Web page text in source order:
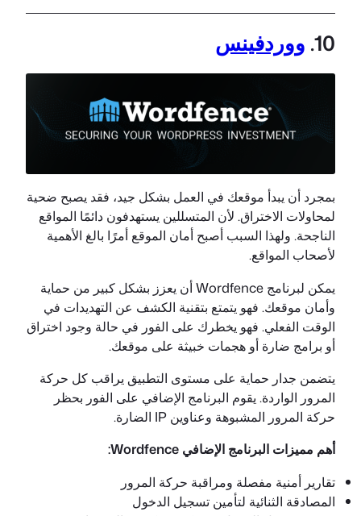
10. ووردفينس
بمجرد أن يبدأ موقعك في العمل بشكل جيد، فقد يصبح ضحية
لمحاولات الاختراق. لأن المتسللين يستهدفون دائمًا المواقع
الناجحة. ولهذا السبب أصبح أمان الموقع أمرًا بالغ الأهمية
لأصحاب المواقع.
يمكن لبرنامج Wordfence أن يعزز بشكل كبير من حماية
وأمان موقعك. فهو يتمتع بتقنية الكشف عن التهديدات في
الوقت الفعلي. فهو يخطرك على الفور في حالة وجود اختراق
أو برامج ضارة أو هجمات خبيثة على موقعك.
يتضمن جدار حماية على مستوى التطبيق يراقب كل حركة
المرور الواردة. يقوم البرنامج الإضافي على الفور بحظر
حركة المرور المشبوهة وعناوين IP الضارة.
أهم مميزات البرنامج الإضافي Wordfence:
تقارير أمنية مفصلة ومراقبة حركة المرور
المصادقة الثنائية لتأمين تسجيل الدخول